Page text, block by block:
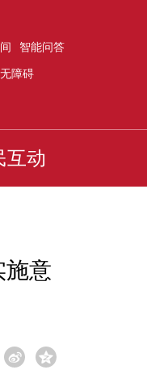
智能问答
无障碍
互动
施意